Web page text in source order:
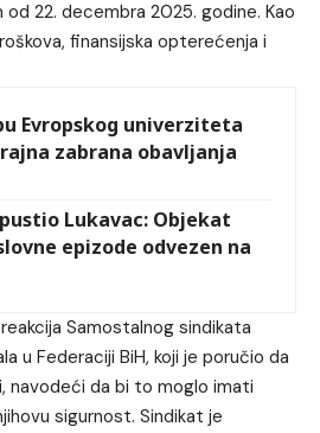
22. decembra 2025. godine. Kao
finansijska opterećenja i
Evropskog univerziteta
zabrana obavljanja
Lukavac: Objekat
epizode odvezen na
Samostalnog sindikata
u Federaciji BiH, koji je poručio da
navodeći da bi to moglo imati
sigurnost. Sindikat je